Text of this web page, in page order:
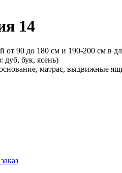
14
от 90 до 180 см и 190-200 см в
дуб, бук, ясень)
матрас, выдвижные